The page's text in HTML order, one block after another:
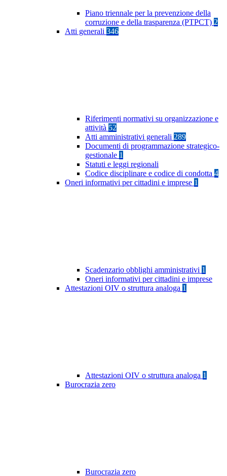
Piano triennale per la prevenzione della
corruzione e della trasparenza (PTPCT) 2
Atti generali 346
Riferimenti normativi su organizzazione e
attività 52
Atti amministrativi generali 289
Documenti di programmazione strategico-
gestionale 1
Statuti e leggi regionali
Codice disciplinare e codice di condotta 4
Oneri informativi per cittadini e imprese 1
Scadenzario obblighi amministrativi 1
Oneri informativi per cittadini e imprese
Attestazioni OIV o struttura analoga 1
Attestazioni OIV o struttura analoga 1
Burocrazia zero
Burocrazia zero